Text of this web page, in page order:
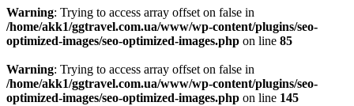
Warning: Trying to access array offset on false in
/home/akk1/ggtravel.com.ua/www/wp-content/plugins/seo-
optimized-images/seo-optimized-images.php on line 85
Warning: Trying to access array offset on false in
/home/akk1/ggtravel.com.ua/www/wp-content/plugins/seo-
optimized-images/seo-optimized-images.php on line 145